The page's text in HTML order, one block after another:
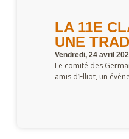
LA 11E
UNE
Vendredi, 24 avril
Le comité des
amis d’Elliot, un